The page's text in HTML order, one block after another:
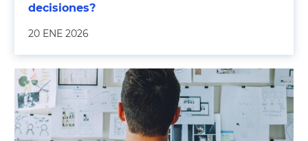
decisiones?
20 ENE 2026